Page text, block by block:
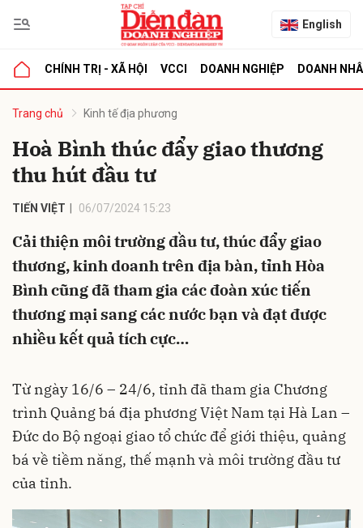
English
CHÍNH TRỊ - XÃ HỘI VCCI DOANH NGHIỆP DOANH
Trang chủ Kinh tế địa phương
Hoà Bình thúc đẩy giao thương
thu hút đầu tư
TIẾN VIỆT 06/07/2024 15:23
Cải thiện môi trường đầu tư, thúc đẩy giao
thương, kinh doanh trên địa bàn, tỉnh Hòa
Bình cũng đã tham gia các đoàn xúc tiến
thương mại sang các nước bạn và đạt được
nhiều kết quả tích cực…
Từ ngày 16/6 – 24/6, tỉnh đã tham gia Chương
trình Quảng bá địa phương Việt Nam tại Hà Lan –
Đức do Bộ ngoại giao tổ chức để giới thiệu, quảng
bá về tiềm năng, thế mạnh và môi trường đầu tư
của tỉnh.
luận
Hủy